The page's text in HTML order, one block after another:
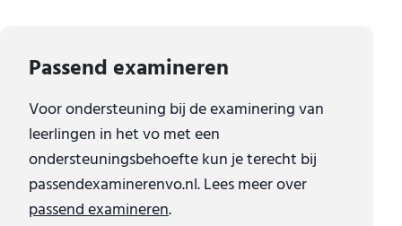
Passend examineren
Voor ondersteuning bij de examinering van
leerlingen in het vo met een
ondersteuningsbehoefte kun je terecht bij
passendexaminerenvo.nl. Lees meer over
passend examineren.